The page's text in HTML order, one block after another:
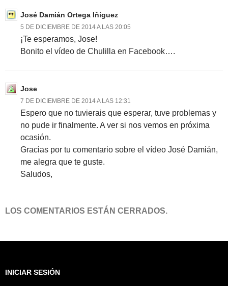
José Damián Ortega Iñiguez
5 DE DICIEMBRE DE 2014 A LAS 20:05
¡Te esperamos, Jose!
Bonito el vídeo de Chulilla en Facebook….
Jose
7 DE DICIEMBRE DE 2014 A LAS 12:31
Espero que no tuvierais que esperar, tuve problemas y
no pude ir finalmente. A ver si nos vemos en próxima
ocasión.
Gracias por tu comentario sobre el vídeo José Damián,
me alegra que te guste.
Saludos,
LOS COMENTARIOS ESTÁN CERRADOS.
INICIAR SESIÓN